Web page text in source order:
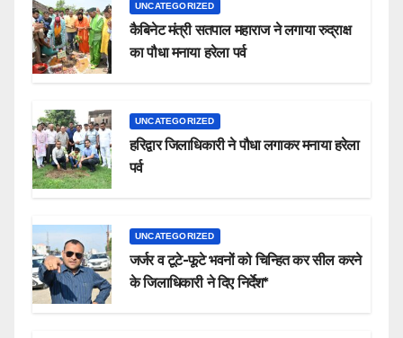
UNCATEGORIZED
कैबिनेट मंत्री सतपाल महाराज ने लगाया रुद्राक्ष
का पौधा मनाया हरेला पर्व
UNCATEGORIZED
हरिद्वार जिलाधिकारी ने पौधा लगाकर मनाया हरेला
पर्व
UNCATEGORIZED
जर्जर व टूटे-फूटे भवनों को चिन्हित कर सील करने
के जिलाधिकारी ने दिए निर्देश*